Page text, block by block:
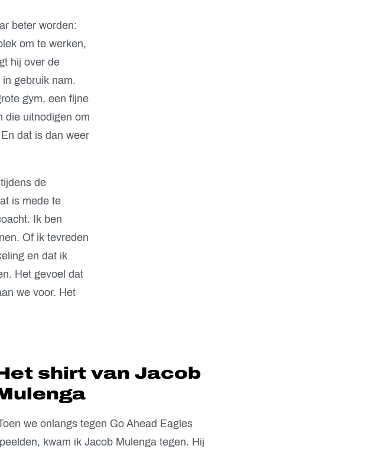
beter worden:
om te werken,
hij over de
gebruik nam.
gym, een fijne
die uitnodigen om
dat is dan weer
de
is mede te
Ik ben
Of ik tevreden
en dat ik
Het gevoel dat
we voor. Het
shirt van Jacob
we onlangs tegen Go Ahead Eagles
kwam ik Jacob Mulenga tegen. Hij